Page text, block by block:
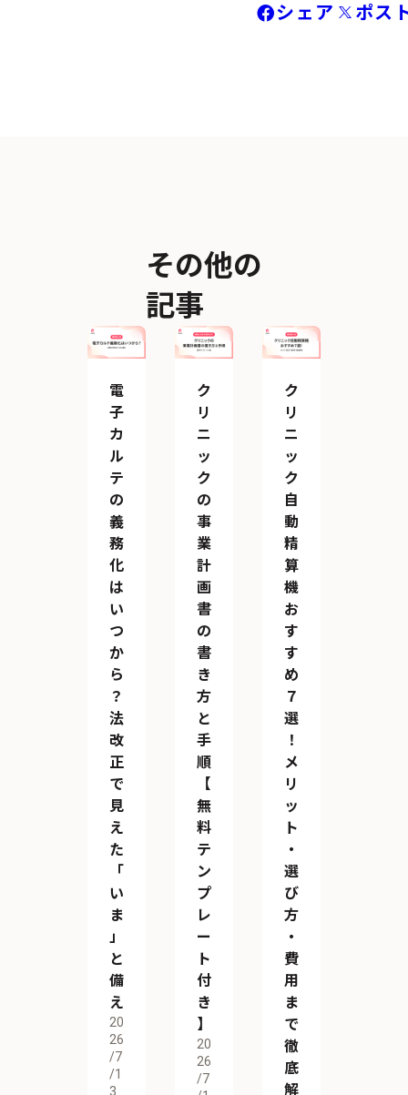
シェア ポス
その他の
記事
電
子
カ
ル
テ
の
義
務
化
は
い
つ
か
ら
？
法
改
正
で
見
え
た
「
い
ま
」
と
備
え
20
26
/7
/1
3
ク
リ
ニ
ッ
ク
の
事
業
計
画
書
の
書
き
方
と
手
順
【
無
料
テ
ン
プ
レ
ー
ト
付
き
】
20
26
/7
ク
リ
ニ
ッ
ク
自
動
精
算
機
お
す
す
め
７
選
！
メ
リ
ッ
ト
・
選
び
方
・
費
用
ま
で
徹
底
解